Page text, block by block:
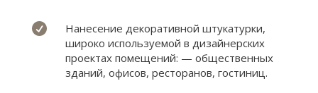

Нанесение декоративной штукатурки,
широко используемой в дизайнерских
проектах помещений: — общественных
зданий, офисов, ресторанов, гостиниц.